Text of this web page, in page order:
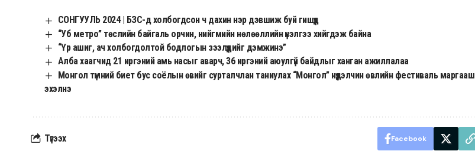
СОНГУУЛЬ 2024 | БЗС-д холбогдсон ч дахин нэр дэвшиж буй гишүүд
“Уб метро” төслийн байгаль орчин, нийгмийн нөлөөллийн үнэлгээ хийгдэж байна
“Үр ашиг, ач холбогдолтой бодлогын зээлүүдийг дэмжинэ”
Алба хаагчид 21 иргэний амь насыг аварч, 36 иргэний аюулгүй байдлыг ханган ажиллалаа
Монгол түмний биет бус соёлын өвийг сурталчлан таниулах “Монгол” нүүдэлчин өвлийн фестиваль маргааш
эхэлнэ
Түгээх Facebook